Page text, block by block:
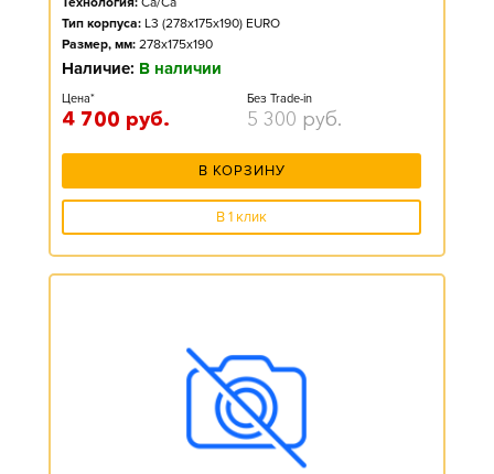
Тип корпуса: L3 (278x175x190) EURO
Размер, мм: 278x175x190
Наличие: В наличии
Цена*
4 700 руб.
Без Trade-in
5 300 руб.
В КОРЗИНУ
В 1 клик